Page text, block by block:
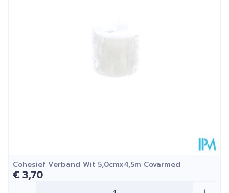
25°C)
Cohesief Verband Wit 5,0cmx4,5m Covarmed
€ 3,70